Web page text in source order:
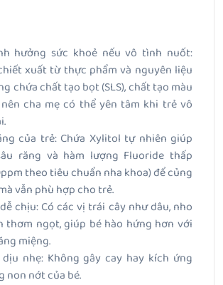
hưởng sức khoẻ nếu vô tình nuốt:
xuất từ thực phẩm và nguyên liệu
chứa chất tạo bọt (SLS), chất tạo màu
cha mẹ có thể yên tâm khi trẻ vô
của trẻ: Chứa Xylitol tự nhiên giúp
răng và hàm lượng Fluoride thấp
theo tiêu chuẩn nha khoa) để củng
vẫn phù hợp cho trẻ.
chịu: Có các vị trái cây như dâu, nho
thơm ngọt, giúp bé hào hứng hơn với
miệng.
nhẹ: Không gây cay hay kích ứng
non nớt của bé.